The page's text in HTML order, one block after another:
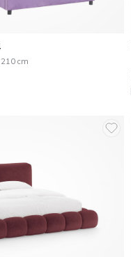
210 cm